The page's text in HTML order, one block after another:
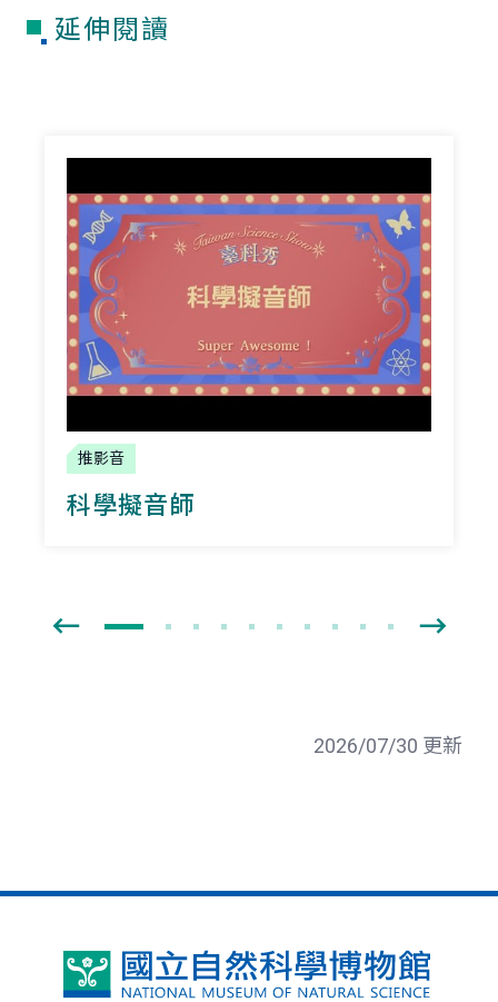
延伸閱讀
推影音
科學擬音師
2026/07/30 更新
國